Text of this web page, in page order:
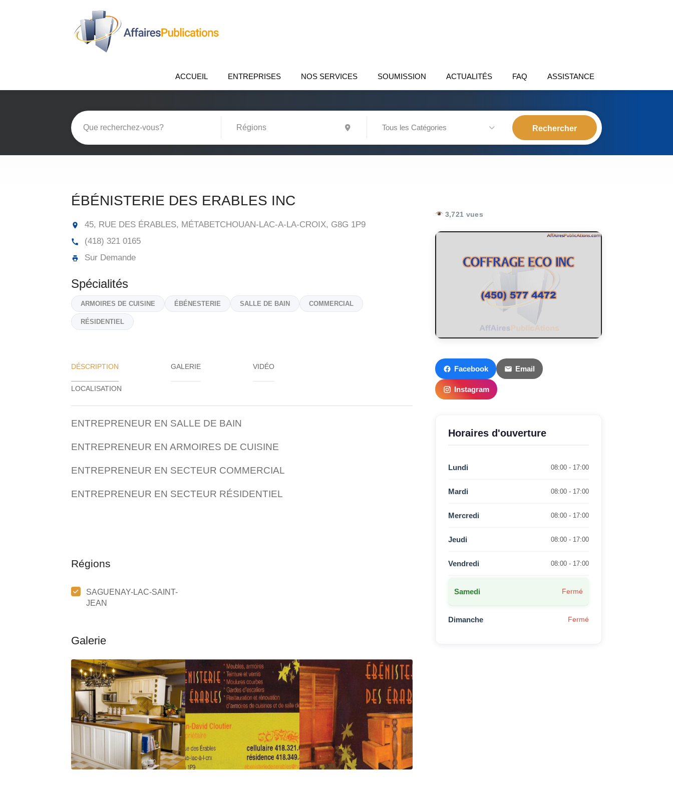
ACCUEIL ENTREPRISES NOS SERVICES SOUMISSION ACTUALITÉS FAQ ASSISTANCE
Tous les Catégories
ÉBÉNISTERIE DES ERABLES INC
45, RUE DES ÉRABLES, MÉTABETCHOUAN-LAC-A-LA-CROIX, G8G 1P9
(418) 321 0165
Sur Demande
Spécialités
ARMOIRES DE CUISINE ÉBÉNESTERIE SALLE DE BAIN COMMERCIAL
RÉSIDENTIEL
DÉSCRIPTION GALERIE VIDÉO
ENTREPRENEUR EN SALLE DE BAIN
ENTREPRENEUR EN ARMOIRES DE CUISINE
ENTREPRENEUR EN SECTEUR COMMERCIAL
ENTREPRENEUR EN SECTEUR RÉSIDENTIEL
Régions
SAGUENAY-LAC-SAINT-
JEAN
3,721 vues
Facebook Email
Instagram
Horaires d'ouverture
Lundi 08:00 - 17:00
Mardi 08:00 - 17:00
Mercredi 08:00 - 17:00
Jeudi 08:00 - 17:00
Vendredi 08:00 - 17:00
Samedi Fermé
Dimanche Fermé